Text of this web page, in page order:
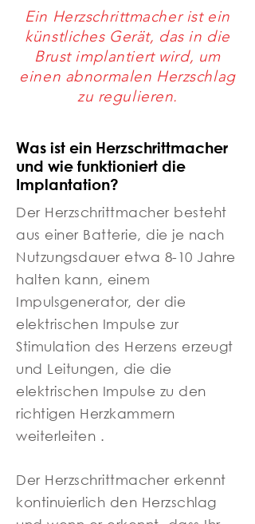
Ein Herzschrittmacher ist ein
künstliches Gerät, das in die
Brust implantiert wird, um
einen abnormalen Herzschlag
zu regulieren.
Was ist ein Herzschrittmacher
und wie funktioniert die
Implantation?
Der Herzschrittmacher besteht
aus einer Batterie, die je nach
Nutzungsdauer etwa 8-10 Jahre
halten kann, einem
Impulsgenerator, der die
elektrischen Impulse zur
Stimulation des Herzens erzeugt
und Leitungen, die die
elektrischen Impulse zu den
richtigen Herzkammern
weiterleiten .
Der Herzschrittmacher erkennt
kontinuierlich den Herzschlag